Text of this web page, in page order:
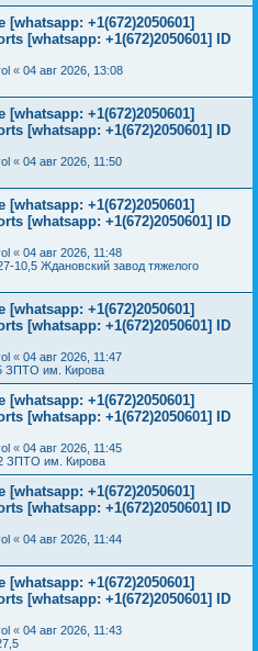
+1(672)2050601]
[whatsapp: +1(672)2050601] ID
« 04 авг 2026, 13:08
+1(672)2050601]
[whatsapp: +1(672)2050601] ID
« 04 авг 2026, 11:50
+1(672)2050601]
[whatsapp: +1(672)2050601] ID
« 04 авг 2026, 11:48
10,5 Ждановский завод тяжелого
+1(672)2050601]
[whatsapp: +1(672)2050601] ID
« 04 авг 2026, 11:47
ЗПТО им. Кирова
+1(672)2050601]
[whatsapp: +1(672)2050601] ID
« 04 авг 2026, 11:45
ЗПТО им. Кирова
+1(672)2050601]
[whatsapp: +1(672)2050601] ID
« 04 авг 2026, 11:44
+1(672)2050601]
[whatsapp: +1(672)2050601] ID
« 04 авг 2026, 11:43